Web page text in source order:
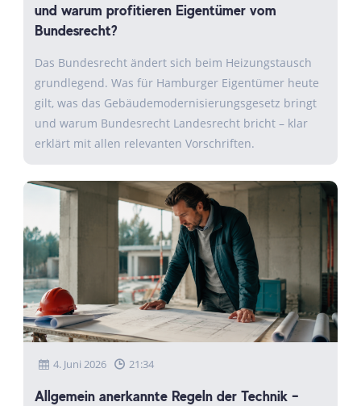
und warum profitieren Eigentümer vom
Bundesrecht?
Das Bundesrecht ändert sich beim Heizungstausch
grundlegend. Was für Hamburger Eigentümer heute
gilt, was das Gebäudemodernisierungsgesetz bringt
und warum Bundesrecht Landesrecht bricht – klar
erklärt mit allen relevanten Vorschriften.
4. Juni 2026 21:34
Allgemein anerkannte Regeln der Technik –